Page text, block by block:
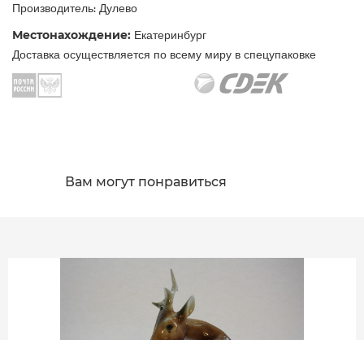
Производитель: Дулево
Местонахождение: Екатеринбург
Доставка осуществляется по всему миру в спецупаковке
Вам могут понравиться